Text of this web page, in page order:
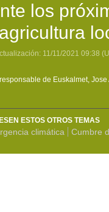
los
11/11/2021 09:38
de Euskalmet,
ESTOS OTROS TEMAS
climática Cumbre